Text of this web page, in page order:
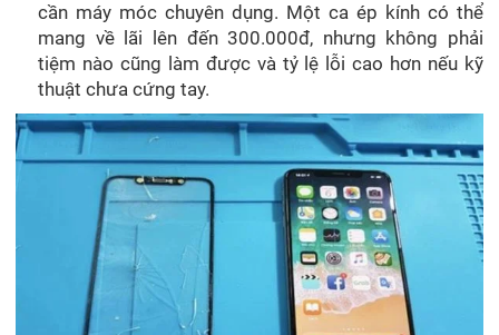
cần máy móc chuyên dụng. Một ca ép kính có thể
mang về lãi lên đến 300.000đ, nhưng không phải
tiệm nào cũng làm được và tỷ lệ lỗi cao hơn nếu kỹ
thuật chưa cứng tay.